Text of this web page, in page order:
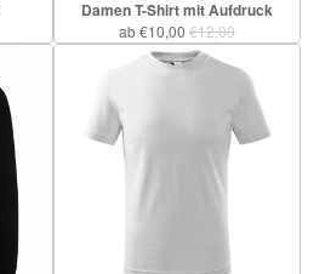
Damen T-Shirt mit Aufdruck
ab €10,00 €12,00